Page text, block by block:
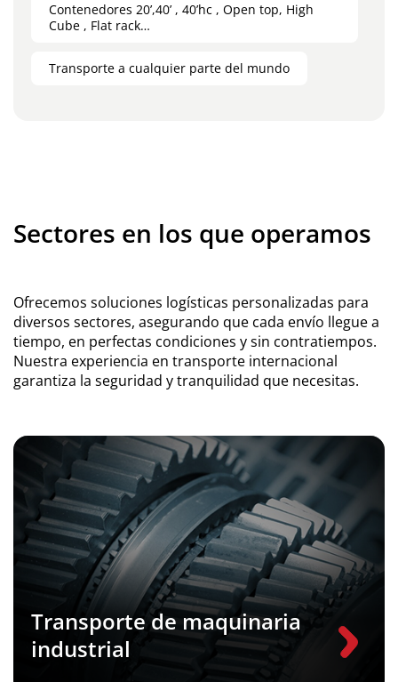
Contenedores 20’,40’ , 40’hc , Open top, High
Cube , Flat rack…
Transporte a cualquier parte del mundo
Sectores en los que operamos
Ofrecemos soluciones logísticas personalizadas para
diversos sectores, asegurando que cada envío llegue a
tiempo, en perfectas condiciones y sin contratiempos.
Nuestra experiencia en transporte internacional
garantiza la seguridad y tranquilidad que necesitas.
Transporte de maquinaria
industrial